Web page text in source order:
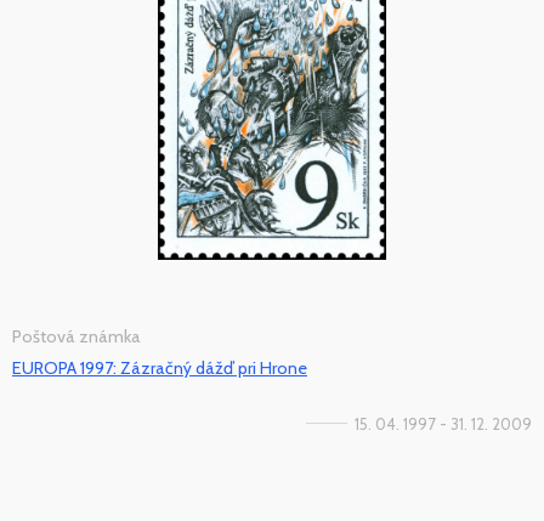
Poštová známka
EUROPA 1997: Zázračný dážď pri Hrone
15. 04. 1997 - 31. 12. 2009